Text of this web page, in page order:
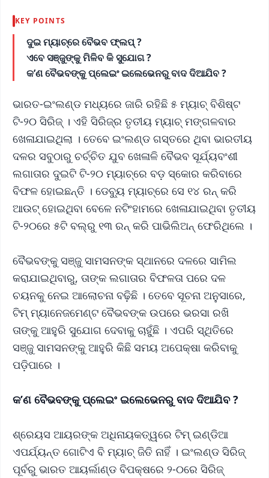
KEY POINTS
ଦୁଇ ମ୍ୟାଚ୍‌ରେ ବୈଭବ ଫ୍ଲପ୍‌ ?
ଏବେ ସଞ୍ଜୁଙ୍କୁ ମିଳିବ କି ସୁଯୋଗ ?
କ’ଣ ବୈଭବଙ୍କୁ ପ୍ଲେଇଂ ଇଲେଭେନରୁ ବାଦ ଦିଆଯିବ ?
ଭାରତ-ଇଂଲଣ୍ଡ ମଧ୍ୟରେ ଜାରି ରହିଛି ୫ ମ୍ୟାଚ୍‌ ବିଶିଷ୍ଟ
ଟି-୨୦ ସିରିଜ୍ । ଏହି ସିରିଜ୍‌ର ତୃତୀୟ ମ୍ୟାଚ୍‌ ମଙ୍ଗଳବାର
ଖେଳାଯାଇଥିଲା । ତେବେ ଇଂଲଣ୍ଡ ଗସ୍ତରେ ଥିବା ଭାରତୀୟ
ଦଳର ସବୁଠାରୁ ଚର୍ଚ୍ଚିତ ଯୁବ ଖେଳାଳି ବୈଭବ ସୂର୍ଯ୍ୟବଂଶୀ
ଲଗାତାର ଦୁଇଟି ଟି-୨୦ ମ୍ୟାଚ୍‌ରେ ବଡ଼ ସ୍କୋର କରିବାରେ
ବିଫଳ ହୋଇଛନ୍ତି । ଡେବ୍ୟୁ ମ୍ୟାଚ୍‌ରେ ସେ ୧୪ ରନ୍ କରି
ଆଉଟ୍ ହୋଇଥିବା ବେଳେ ନଟିଂହାମରେ ଖେଳାଯାଇଥିବା ତୃତୀୟ
ଟି-୨୦ରେ ୫ଟି ବଲ୍‌ରୁ ୧୩ ରନ୍ କରି ପାଭିଲିଅନ୍ ଫେରିଥିଲେ ।
ବୈଭବଙ୍କୁ ସଞ୍ଜୁ ସାମସନଙ୍କ ସ୍ଥାନରେ ଦଳରେ ସାମିଲ
କରାଯାଇଥିବାରୁ, ତାଙ୍କ ଲଗାତାର ବିଫଳତା ପରେ ଦଳ
ଚୟନକୁ ନେଇ ଆଲୋଚନା ବଢ଼ିଛି । ତେବେ ସୂଚନା ଅନୁସାରେ,
ଟିମ୍ ମ୍ୟାନେଜମେଣ୍ଟ ବୈଭବଙ୍କ ଉପରେ ଭରସା ରଖି
ତାଙ୍କୁ ଆହୁରି ସୁଯୋଗ ଦେବାକୁ ଚାହୁଁଛି । ଏପରି ସ୍ଥିତିରେ
ସଞ୍ଜୁ ସାମସନଙ୍କୁ ଆହୁରି କିଛି ସମୟ ଅପେକ୍ଷା କରିବାକୁ
ପଡ଼ିପାରେ ।
କ’ଣ ବୈଭବଙ୍କୁ ପ୍ଲେଇଂ ଇଲେଭେନରୁ ବାଦ ଦିଆଯିବ ?
ଶ୍ରେୟସ ଆୟରଙ୍କ ଅଧିନାୟକତ୍ୱରେ ଟିମ୍‌ ଇଣ୍ଡିଆ
ଏପର୍ଯ୍ୟନ୍ତ ଗୋଟିଏ ବି ମ୍ୟାଚ୍‌ ଜିତି ନାହିଁ । ଇଂଲଣ୍ଡ ସିରିଜ୍‌
ପୂର୍ବରୁ ଭାରତ ଆୟର୍ଲାଣ୍ଡ ବିପକ୍ଷରେ ୨-୦ରେ ସିରିଜ୍‌